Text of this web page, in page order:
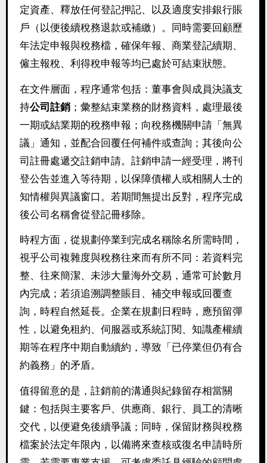
定資產、釋放任何登記押記、以及適度安排銀行賬
戶（以便後續稅務退款或補繳）。同時需要回顧歷
年法定申報與稅務檔，確保年報、商業登記續期、
僱主報稅、利得稅申報等均已處於可結束狀態。
在文件層面，程序通常包括：董事會與成員決議支
持公司註銷；彙整結束業務的財務資料，處理最後
一期或結業期的稅務申報；向稅務機關申請「無異
議」通知，並配合回覆任何補件或查詢；其後向公
司註冊處遞交註銷申請。註銷申請一經受理，將刊
登公告並進入等待期，以保障債權人或相關人士的
知情權與異議窗口。若期間無提出反對，程序完成
後公司名稱會從登記冊移除。
時程方面，從規劃停業到完成名稱除名所需時間，
視乎公司複雜度與稅務往來而有所不同：若資料完
整、往來簡潔、未涉大量海外交易，通常可於數月
內完成；若須追溯調整賬目、補交申報或回覆查
詢，時程自然延長。企業在規劃日程時，應預留彈
性，以避免租約、伺服器或系統訂閱、知識產權續
期等在程序中期自動續約，導致「已停業但仍有合
約義務」的矛盾。
值得留意的是，註銷前的溝通與紀錄留存相當關
鍵：包括與主要客戶、供應商、銀行、員工的清晰
交代，以便避免後續爭議；同時，保留財務與稅務
檔案於法定年限內，以備將來查核或復名申請時所